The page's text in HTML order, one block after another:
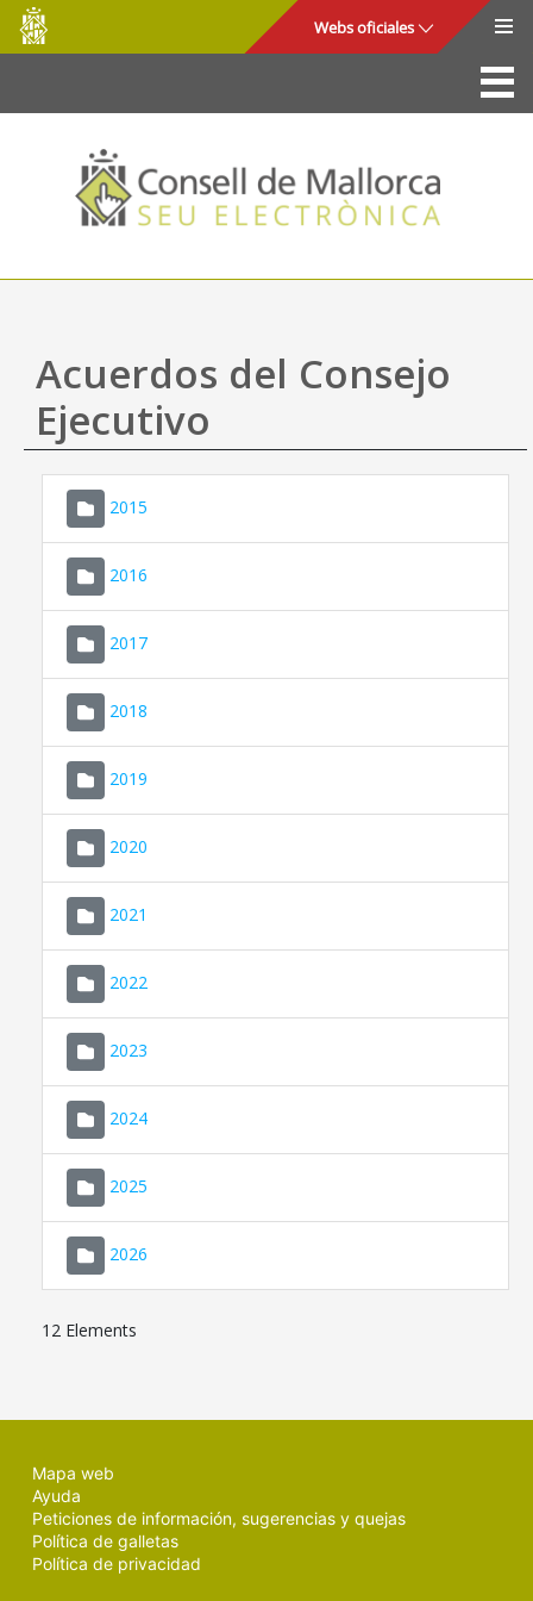
Saltar al contenido principal
Consell
de
Mallorca
Webs oficiales
La Sede
Consejo de Mallorca
Acceso y seguridad
Utilidades
Mapa web
Ayuda
Acuerdos del Consejo
Ejecutivo
2015
2016
2017
2018
2019
2020
2021
2022
2023
2024
2025
2026
12 Elements
Mapa web
Ayuda
Peticiones de información, sugerencias y quejas
Política de galletas
Política de privacidad